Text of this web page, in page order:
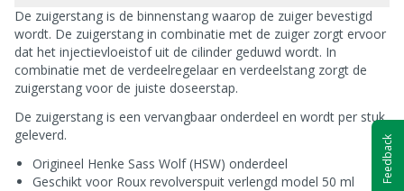
De zuigerstang is de binnenstang waarop de zuiger bevestigd
wordt. De zuigerstang in combinatie met de zuiger zorgt ervoor
dat het injectievloeistof uit de cilinder geduwd wordt. In
combinatie met de verdeelregelaar en verdeelstang zorgt de
zuigerstang voor de juiste doseerstap.
De zuigerstang is een vervangbaar onderdeel en wordt per stuk
geleverd.
Origineel Henke Sass Wolf (HSW) onderdeel
Geschikt voor Roux revolverspuit verlengd model 50 ml
Feedback